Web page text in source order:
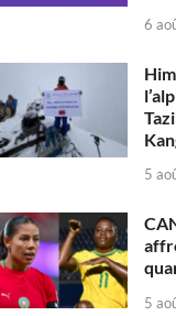
6
5
5